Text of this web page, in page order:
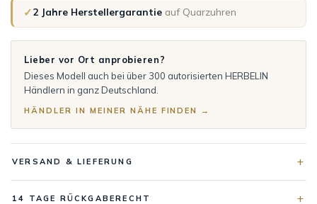
✓2 Jahre Herstellergarantie auf Quarzuhren
Lieber vor Ort anprobieren?
Dieses Modell auch bei über 300 autorisierten HERBELIN
Händlern in ganz Deutschland.
HÄNDLER IN MEINER NÄHE FINDEN →
VERSAND & LIEFERUNG
14 TAGE RÜCKGABERECHT